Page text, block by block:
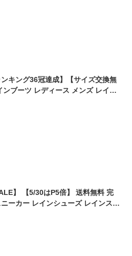
ックパック レインカバー 梅雨対策
ンキング36冠達成】【サイズ交換無
ンブーツ レディース メンズ レイン
ブーツ 黒 防水 防雪 おしゃれ 軽量
晴雨兼用
】 【5/30はP5倍】 送料無料 完
ーカー レインシューズ レインスニ
ヒール 痛くない 歩きやすい 滑り
風対策 雪 長靴 ローカット